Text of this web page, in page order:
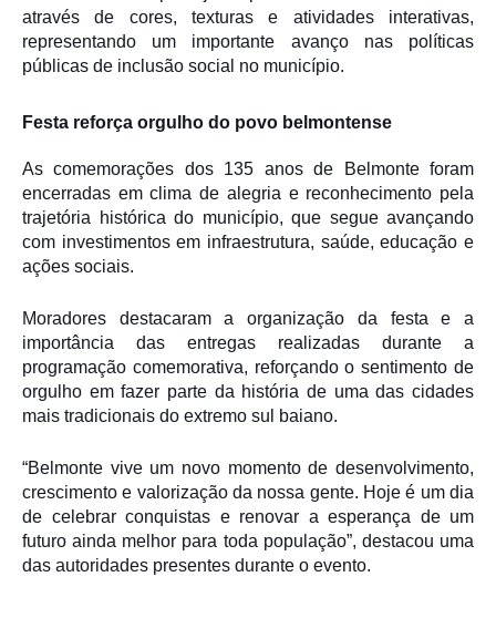
através de cores, texturas e atividades interativas,
representando um importante avanço nas políticas
públicas de inclusão social no município.
Festa reforça orgulho do povo belmontense
As comemorações dos 135 anos de Belmonte foram
encerradas em clima de alegria e reconhecimento pela
trajetória histórica do município, que segue avançando
com investimentos em infraestrutura, saúde, educação e
ações sociais.
Moradores destacaram a organização da festa e a
importância das entregas realizadas durante a
programação comemorativa, reforçando o sentimento de
orgulho em fazer parte da história de uma das cidades
mais tradicionais do extremo sul baiano.
“Belmonte vive um novo momento de desenvolvimento,
crescimento e valorização da nossa gente. Hoje é um dia
de celebrar conquistas e renovar a esperança de um
futuro ainda melhor para toda população”, destacou uma
das autoridades presentes durante o evento.